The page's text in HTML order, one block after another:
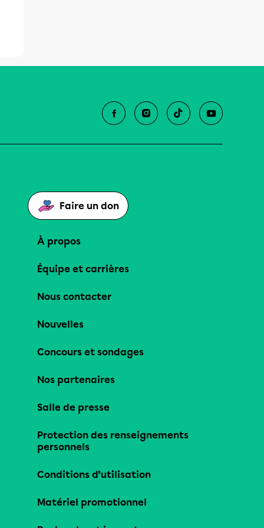
Faire un don
À propos
Équipe et carrières
Nous contacter
Nouvelles
Concours et sondages
Nos partenaires
Salle de presse
Protection des renseignements
personnels
Conditions d’utilisation
Matériel promotionnel